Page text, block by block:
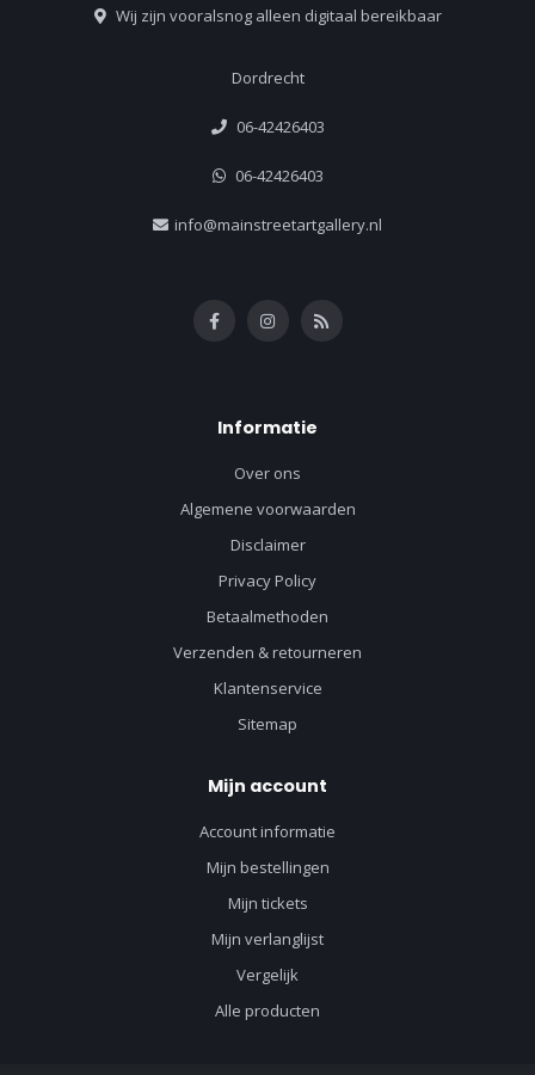
Wij zijn vooralsnog alleen digitaal bereikbaar
Dordrecht
06-42426403
06-42426403
info@mainstreetartgallery.nl
Informatie
Over ons
Algemene voorwaarden
Disclaimer
Privacy Policy
Betaalmethoden
Verzenden & retourneren
Klantenservice
Sitemap
Mijn account
Account informatie
Mijn bestellingen
Mijn tickets
Mijn verlanglijst
Vergelijk
Alle producten